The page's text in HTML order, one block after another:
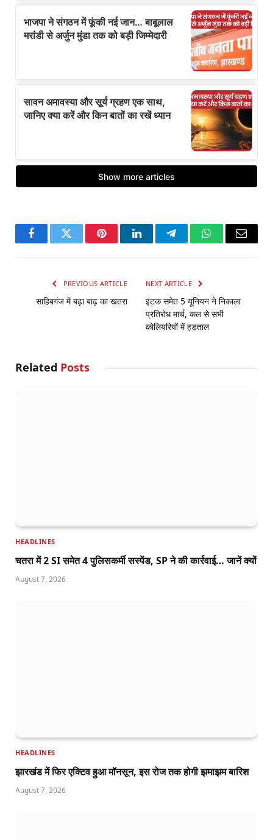
FacebookTwitter PinterestLinkedInTelegramWhatsApp
Email
PREVIOUS ARTICLE
साहिबगंज में बढ़ा बाढ़ का खतरा
NEXT ARTICLE
इंटक समेत 5 यूनियन ने निकाला
प्रतिरोध मार्च, कल से सभी
कोलियरियों में हड़ताल
Related Posts
HEADLINES
चतरा में 2 SI समेत 4 पुलिसकर्मी सस्पेंड, SP ने की कार्रवाई… जानें क्यों
August 7, 2026
HEADLINES
झारखंड में फिर एक्टिव हुआ मॉनसून, इस रोज तक होगी झमाझम बारिश
August 7, 2026